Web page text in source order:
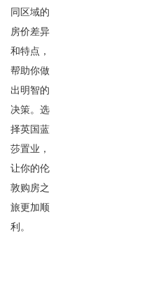
同区域的
房价差异
和特点，
帮助你做
出明智的
决策。选
择英国蓝
莎置业，
让你的伦
敦购房之
旅更加顺
利。